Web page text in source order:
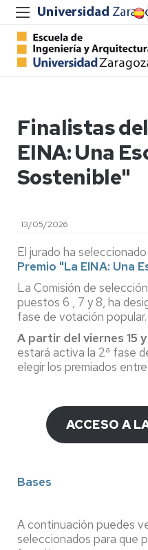
Finalistas
EINA: Una
Sostenible"
13/05/2026
El jurado ha
Premio "La EINA: Una
La Comisión de
puestos 6 , 7 y 8, ha
fase de votación popular.
A partir del viernes 15
estará activa la 2ª fase
elegir los premiados
ACCESO A
Bases
A continuación puedes
seleccionados para que